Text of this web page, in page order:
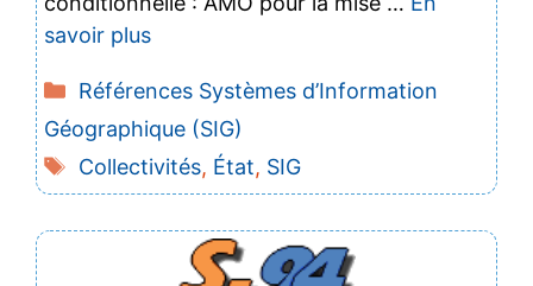
savoir plus
Catégories
Références Systèmes d’Information
Géographique (SIG)
Étiquettes
Collectivités, État, SIG